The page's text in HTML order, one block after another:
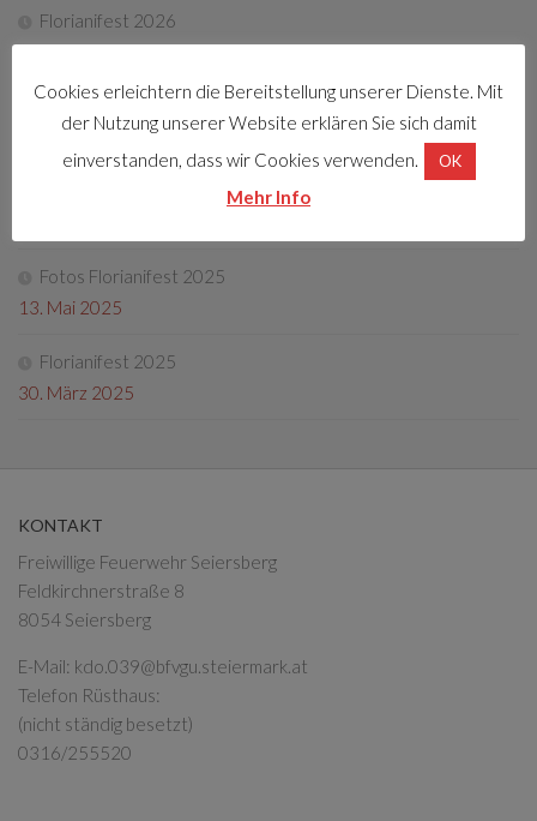
Florianifest 2026
8. April 2026
Friedenslichtaktion
22. Dezember 2025
Tag der offenen Tür 2025
Fotos Florianifest 2025
13. Mai 2025
Florianifest 2025
30. März 2025
KONTAKT
Freiwillige Feuerwehr Seiersberg
Feldkirchnerstraße 8
8054 Seiersberg
E-Mail: kdo.039@bfvgu.steiermark.at
Telefon Rüsthaus:
(nicht ständig besetzt)
0316/255520
Cookies erleichtern die Bereitstellung unserer Dienste. Mit
der Nutzung unserer Website erklären Sie sich damit
einverstanden, dass wir Cookies verwenden.
OK
Mehr Info